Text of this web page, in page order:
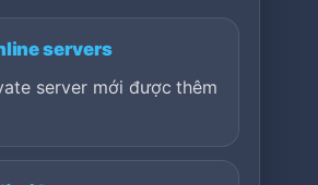
servers
server mới được thêm